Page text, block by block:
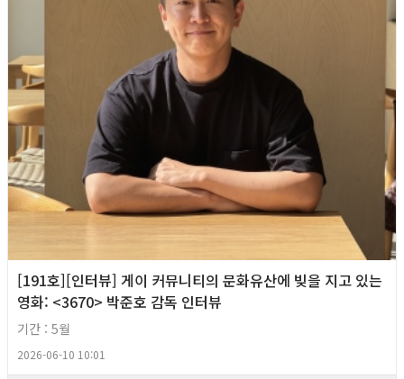
[191호][인터뷰] 게이 커뮤니티의 문화유산에 빚을 지고 있는
영화: <3670> 박준호 감독 인터뷰
기간 : 5월
2026-06-10 10:01